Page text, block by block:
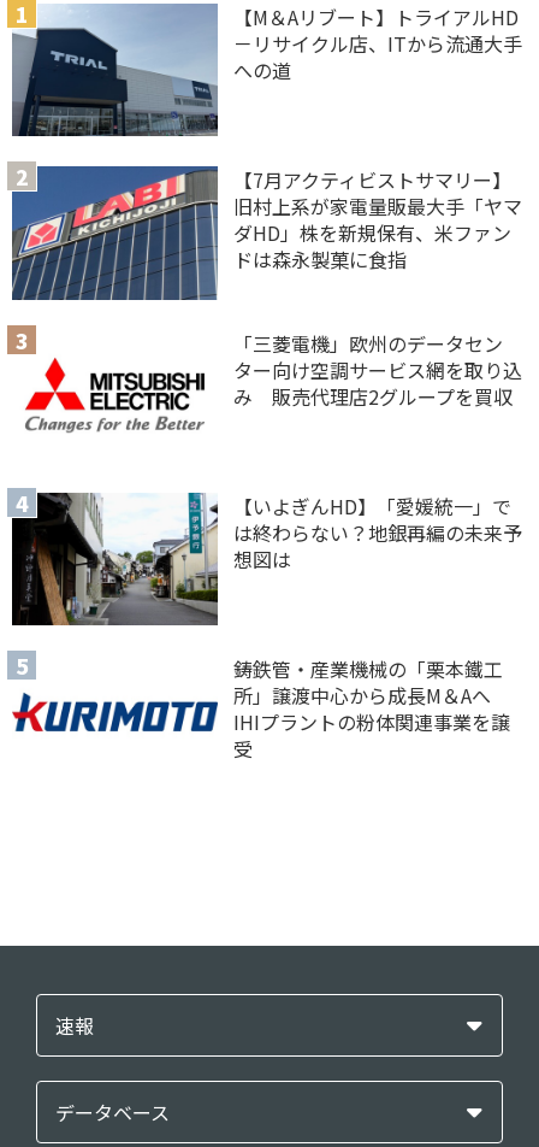
【M＆Aリブート】トライアルHD
－リサイクル店、ITから流通大手
への道
【7月アクティビストサマリー】
旧村上系が家電量販最大手「ヤマ
ダHD」株を新規保有、米ファン
ドは森永製菓に食指
「三菱電機」欧州のデータセン
ター向け空調サービス網を取り込
み 販売代理店2グループを買収
【いよぎんHD】「愛媛統一」で
は終わらない？地銀再編の未来予
想図は
鋳鉄管・産業機械の「栗本鐵工
所」譲渡中心から成長M＆Aへ
IHIプラントの粉体関連事業を譲
受
速報
データベース